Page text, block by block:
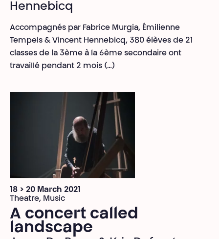
Hennebicq
Accompagnés par Fabrice Murgia, Émilienne
Tempels & Vincent Hennebicq, 380 élèves de 21
classes de la 3ème à la 6ème secondaire ont
travaillé pendant 2 mois (…)
18 > 20 March 2021
Theatre, Music
A concert called
landscape